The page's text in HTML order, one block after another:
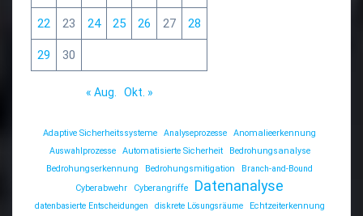
22 23 24 25 26 27 28
29 30
« Aug. Okt. »
Adaptive Sicherheitssysteme Analyseprozesse
Anomalieerkennung
Auswahlprozesse
Automatisierte Sicherheit
Bedrohungsanalyse
Bedrohungserkennung
Bedrohungsmitigation
Branch-and-Bound
Cyberabwehr
Cyberangriffe Datenanalyse
datenbasierte Entscheidungen diskrete Lösungsräume Echtzeiterkennung